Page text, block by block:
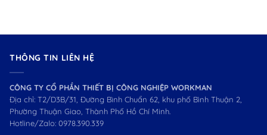
THÔNG TIN LIÊN HỆ
CÔNG TY CỔ PHẦN THIẾT BỊ CÔNG NGHIỆP WORKMAN
Địa chỉ: T2/D3B/31, Đường Bình Chuẩn 62, khu phố Bình Thuận 2,
Phường Thuận Giao, Thành Phố Hồ Chí Minh.
Hotline/Zalo: 0978.390.339